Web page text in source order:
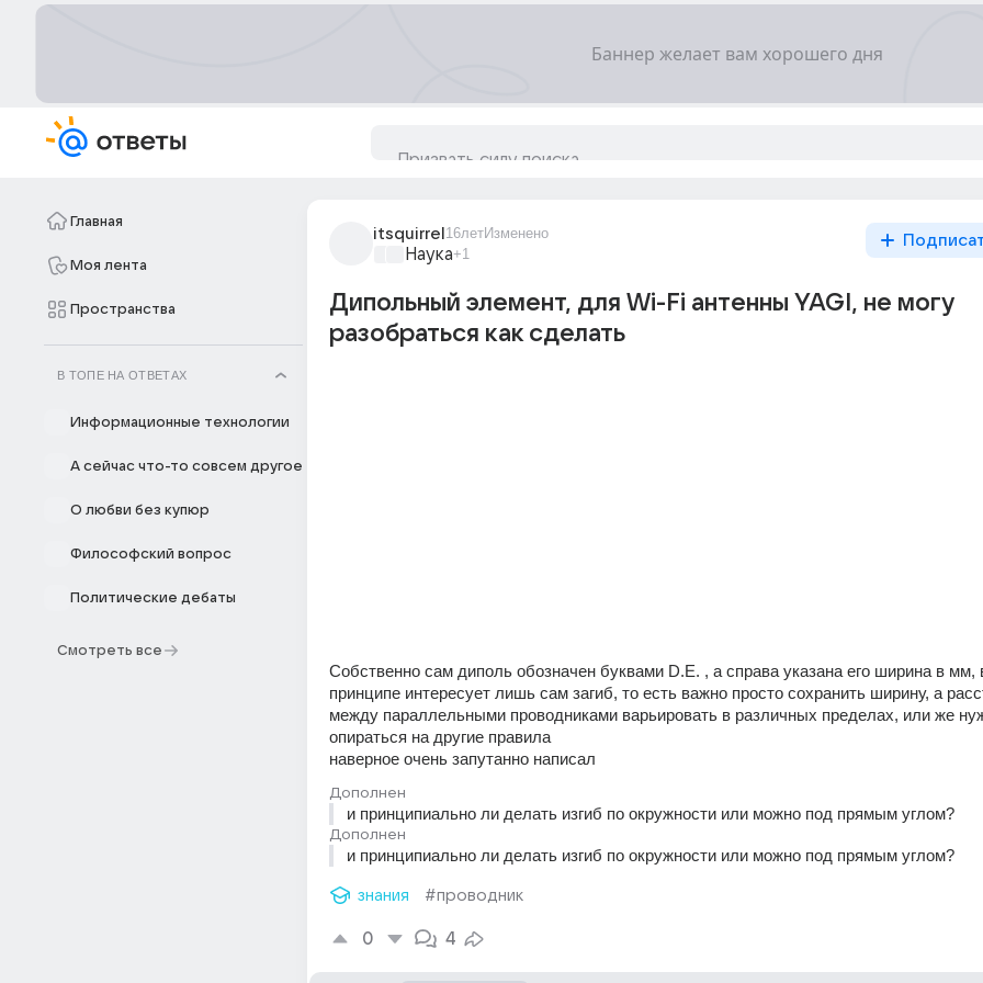
Главная
Моя лента
Пространства
В ТОПЕ НА ОТВЕТАХ
Информационные технологии
А сейчас что-то совсем другое
О любви без купюр
Философский вопрос
Политические дебаты
Смотреть все
itsquirrel 16летИзменено
Наука+1
Дипольный элемент, для Wi-Fi антенны YAGI, не могу
разобраться как сделать
Собственно сам диполь обозначен буквами D.E. , а справа указана его ширина в мм,
принципе интересует лишь сам загиб, то есть важно просто сохранить ширину, а
между параллельными проводниками варьировать в различных пределах, или же
опираться на другие правила
наверное очень запутанно написал
Дополнен
и принципиально ли делать изгиб по окружности или можно под прямым углом?
Дополнен
и принципиально ли делать изгиб по окружности или можно под прямым углом?
знания #проводник
0 4